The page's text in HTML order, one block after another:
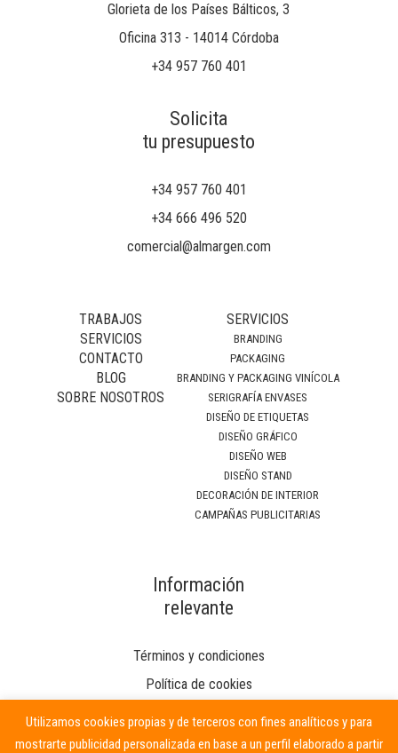
Glorieta de los Países Bálticos, 3
Oficina 313 - 14014 Córdoba
+34 957 760 401
Solicita
tu presupuesto
+34 957 760 401
+34 666 496 520
comercial@almargen.com
TRABAJOS
SERVICIOS
CONTACTO
BLOG
SOBRE NOSOTROS
SERVICIOS
BRANDING
PACKAGING
BRANDING Y PACKAGING VINÍCOLA
SERIGRAFÍA ENVASES
DISEÑO DE ETIQUETAS
DISEÑO GRÁFICO
DISEÑO WEB
DISEÑO STAND
DECORACIÓN DE INTERIOR
CAMPAÑAS PUBLICITARIAS
Información
relevante
Términos y condiciones
Política de cookies
Utilizamos cookies propias y de terceros con fines analíticos y para
mostrarte publicidad personalizada en base a un perfil elaborado a partir